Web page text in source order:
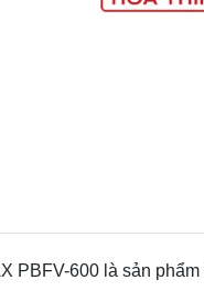
PBFV-600 là sản